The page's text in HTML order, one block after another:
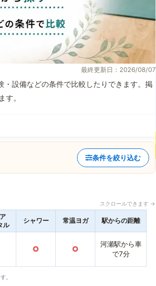
最終更新日：2026/08/07
設備などの条件で比較したりできます。掲
。
条件を絞り込む
スクロールできます →
ル
シャワー 常温ヨガ 駅からの距離
○ ○
河瀬駅から車
で7分
。